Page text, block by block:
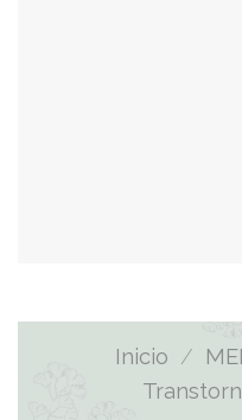
Inicio /